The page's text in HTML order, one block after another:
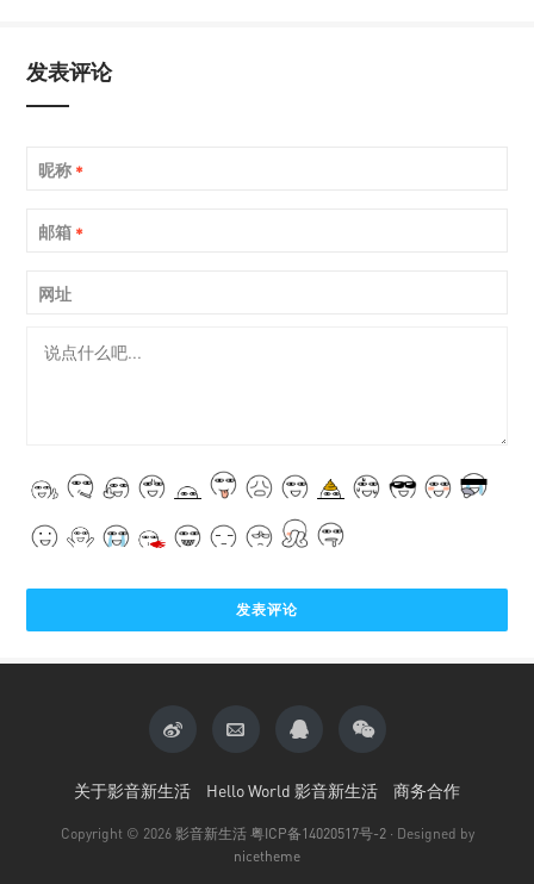
发表评论
昵称 *
邮箱 *
网址
关于影音新生活 Hello World 影音新生活 商务合作
Copyright © 2026 影音新生活 粤ICP备14020517号-2 · Designed by
nicetheme